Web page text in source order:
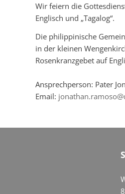
Wir feiern die
Englisch und „Tagalog“.
Die philippinische
in der kleinen
Rosenkranzgebet auf
Ansprechperson: Pater
Email: